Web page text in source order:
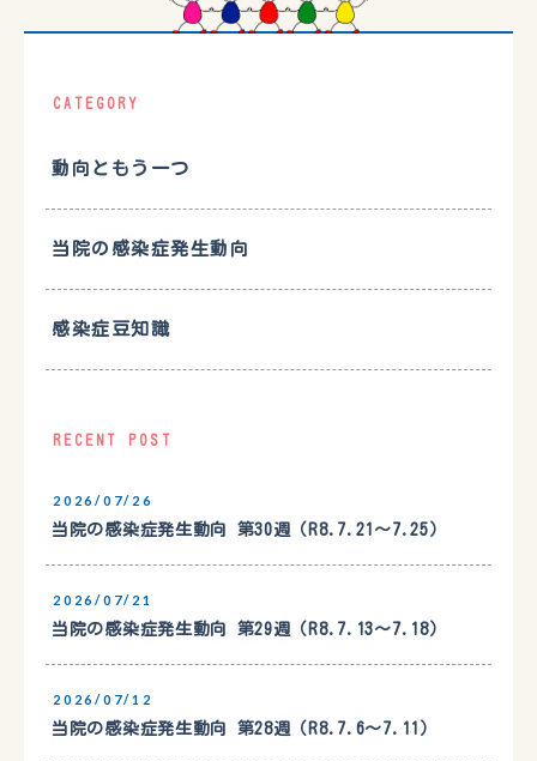
CATEGORY
動向ともう一つ
当院の感染症発生動向
感染症豆知識
RECENT POST
2026/07/26
当院の感染症発生動向 第30週（R8.7.21〜7.25）
2026/07/21
当院の感染症発生動向 第29週（R8.7.13〜7.18）
2026/07/12
当院の感染症発生動向 第28週（R8.7.6〜7.11）